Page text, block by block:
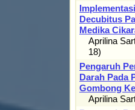
Decubitus
Medika
Aprilina
18)
Pengaruh
Darah Pada
Gombong
Aprilina